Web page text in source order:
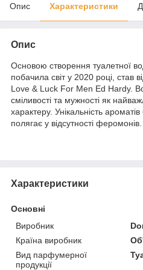
Опис Характеристики
Опис
Основою створення туалетної
побачила світ у 2020 році, став
Love & Luck For Men Ed Hardy.
сміливості та мужності як
характеру. Унікальність
полягає у відсутності феромонів.
Характеристики
Основні
Виробник
Країна виробник
Вид парфумерної
продукції